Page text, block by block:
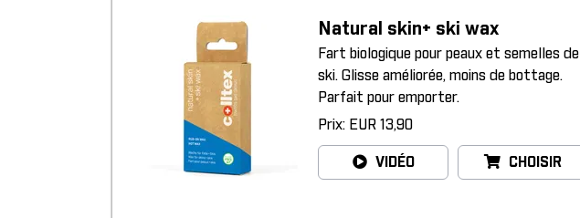
Natural skin+ ski wax
Fart biologique pour peaux et semelles de
ski. Glisse améliorée, moins de bottage.
Parfait pour emporter.
Prix: EUR 13,90
VIDÉO CHOISIR